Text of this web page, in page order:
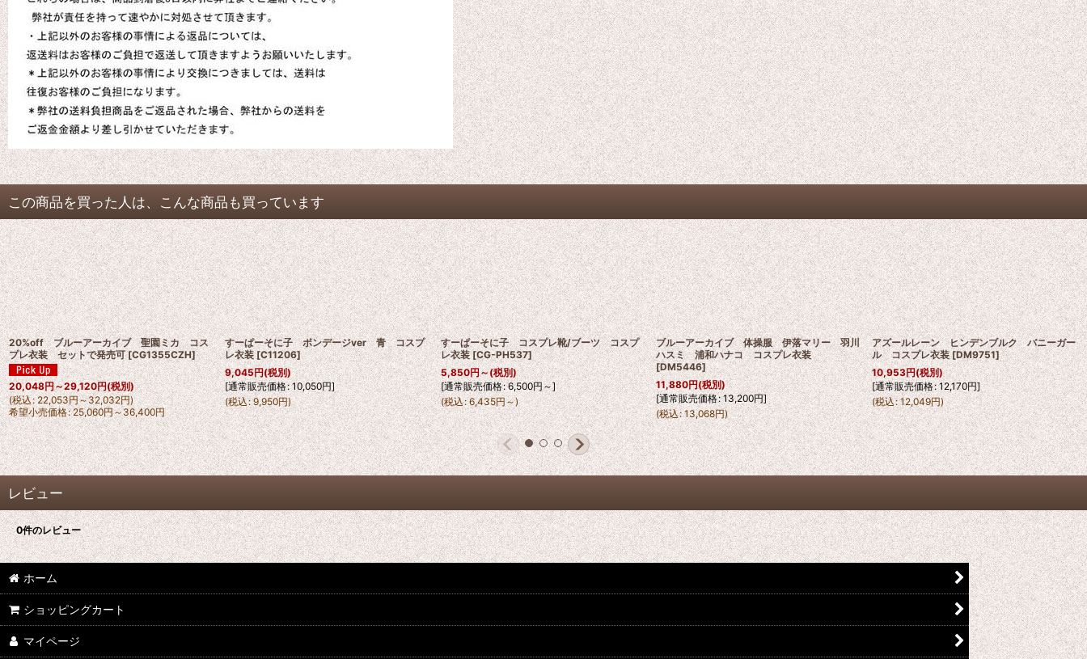
この商品を買った人は、こんな商品も買っています
20%off ブルーアーカイブ 聖園ミカ コス
プレ衣装 セットで発売可 [CG1355CZH]
20,048円～29,120円(税別)
(税込: 22,053円～32,032円)
希望小売価格: 25,060円～36,400円
すーぱーそに子 ボンデージver 青 コスプ
レ衣装 [C11206]
9,045円(税別)
[通常販売価格: 10,050円]
(税込: 9,950円)
すーぱーそに子 コスプレ靴/ブーツ コスプ
レ衣装 [CG-PH537]
5,850円～(税別)
[通常販売価格: 6,500円～]
(税込: 6,435円～)
ブルーアーカイブ 体操服 伊落マリー 羽川
ハスミ 浦和ハナコ コスプレ衣装
[DM5446]
11,880円(税別)
[通常販売価格: 13,200円]
(税込: 13,068円)
アズールレーン ヒンデンブルク バニーガー
ル コスプレ衣装 [DM9751]
10,953円(税別)
[通常販売価格: 12,170円]
(税込: 12,049円)
レビュー
0件のレビュー
ホーム
ショッピングカート
マイページ